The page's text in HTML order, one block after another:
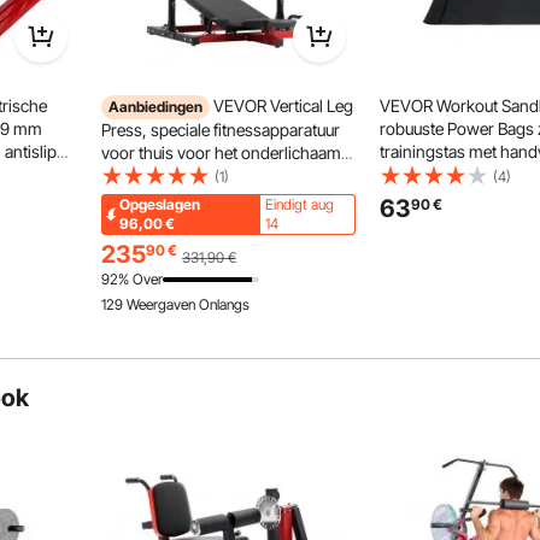
mm
antislip
Aanbiedingen VEVOR Vertical Leg
Press, speciale fitnessapparatuur
voor thuis voor het onderlichaam,
trainingsapparatuur van
koolstofstaal, verstelbare
beenkrachttraining voor intensieve
persen, draagvermogen van
249,48 kg
(1)
Opgeslagen
96,00€
Eindigt aug
14
23590€ 331,90 €
92% Over
129 Weergaven Onlangs
VEVOR Workout
robuuste Power Bags
trainingstas met
verstelbaar 56-90 kg
krachttraining,
gymoefeningen,
(4)
6390€